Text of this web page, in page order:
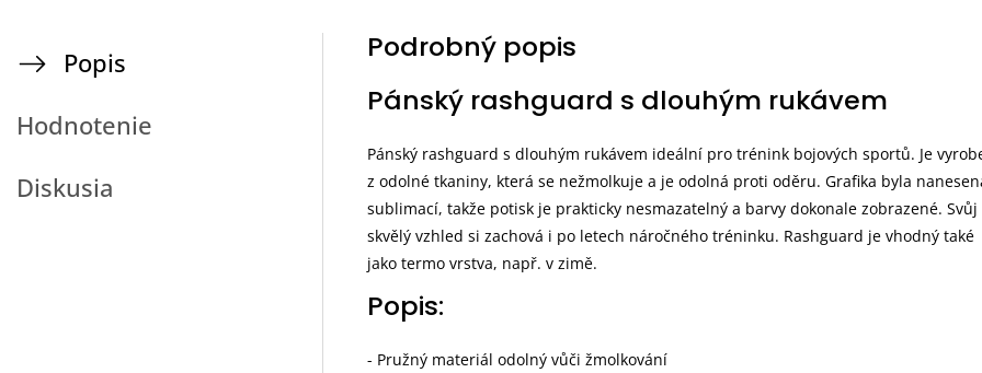
Popis
Hodnotenie
Diskusia
Podrobný popis
Pánský rashguard s dlouhým rukávem
Pánský rashguard s dlouhým rukávem ideální pro trénink bojových sportů. Je
z odolné tkaniny, která se nežmolkuje a je odolná proti oděru. Grafika byla
sublimací, takže potisk je prakticky nesmazatelný a barvy dokonale zobrazené. Svůj
skvělý vzhled si zachová i po letech náročného tréninku. Rashguard je vhodný také
jako termo vrstva, např. v zimě.
Popis:
- Pružný materiál odolný vůči žmolkování